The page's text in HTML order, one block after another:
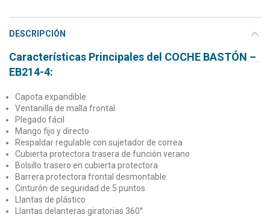
DESCRIPCIÓN
Características Principales del COCHE BASTÓN –
EB214-4:
Capota expandible
Ventanilla de malla frontal
Plegado fácil
Mango fijo y directo
Respaldar regulable con sujetador de correa
Cubierta protectora trasera de función verano
Bolsillo trasero en cubierta protectora
Barrera protectora frontal desmontable
Cinturón de seguridad de 5 puntos
Llantas de plástico
Llantas delanteras giratorias 360°